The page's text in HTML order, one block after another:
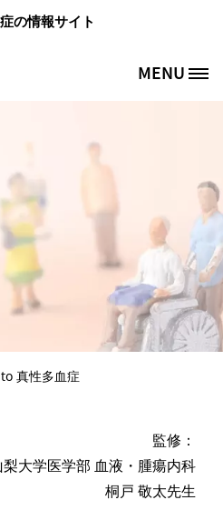
メインコンテンツに移動
の情報サイト
MENU
真性多血症
監修：
梨大学医学部 血液・腫瘍内科
桐戸 敬太先生